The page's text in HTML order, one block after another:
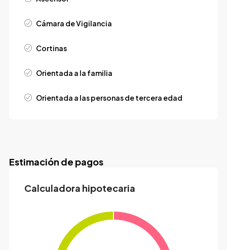
Cámara de Vigilancia
Cortinas
Orientada a la familia
Orientada a las personas de tercera edad
Estimación de pagos
Calculadora hipotecaria